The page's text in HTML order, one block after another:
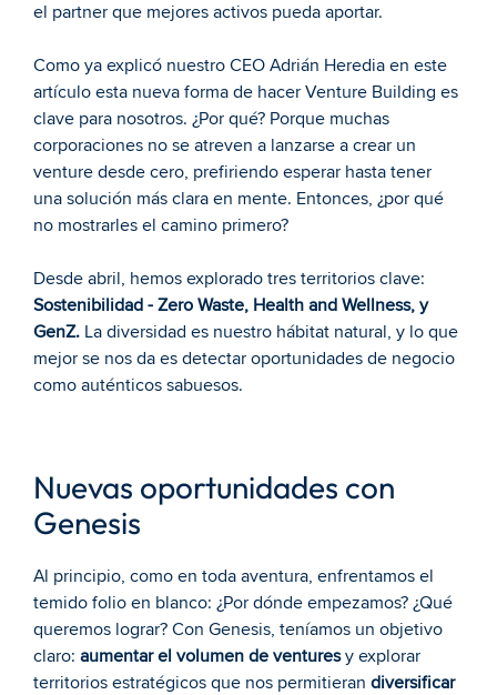
el partner que mejores activos pueda aportar.
Como ya explicó nuestro CEO Adrián Heredia en este
artículo esta nueva forma de hacer Venture Building es
clave para nosotros. ¿Por qué? Porque muchas
corporaciones no se atreven a lanzarse a crear un
venture desde cero, prefiriendo esperar hasta tener
una solución más clara en mente. Entonces, ¿por qué
no mostrarles el camino primero?
Sostenibilidad - Zero Waste, Health and Wellness, y
GenZ. La diversidad es nuestro hábitat natural, y lo que
mejor se nos da es detectar oportunidades de negocio
como auténticos sabuesos.
Nuevas oportunidades con
Genesis
Al principio, como en toda aventura, enfrentamos el
temido folio en blanco: ¿Por dónde empezamos? ¿Qué
queremos lograr? Con Genesis, teníamos un objetivo
claro: aumentar el volumen de ventures y explorar
territorios estratégicos que nos permitieran diversificar